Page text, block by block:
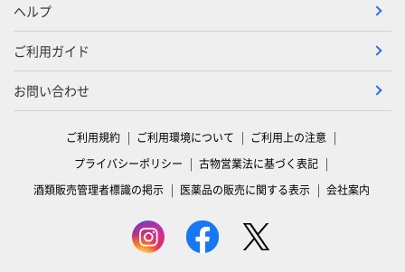
ヘルプ
ご利用ガイド
お問い合わせ
ご利用規約 ご利用環境について
ご利用上の注意
プライバシーポリシー
古物営業法に基づく表記
酒類販売管理者標識の掲示
医薬品の販売に関する表示 会社案内